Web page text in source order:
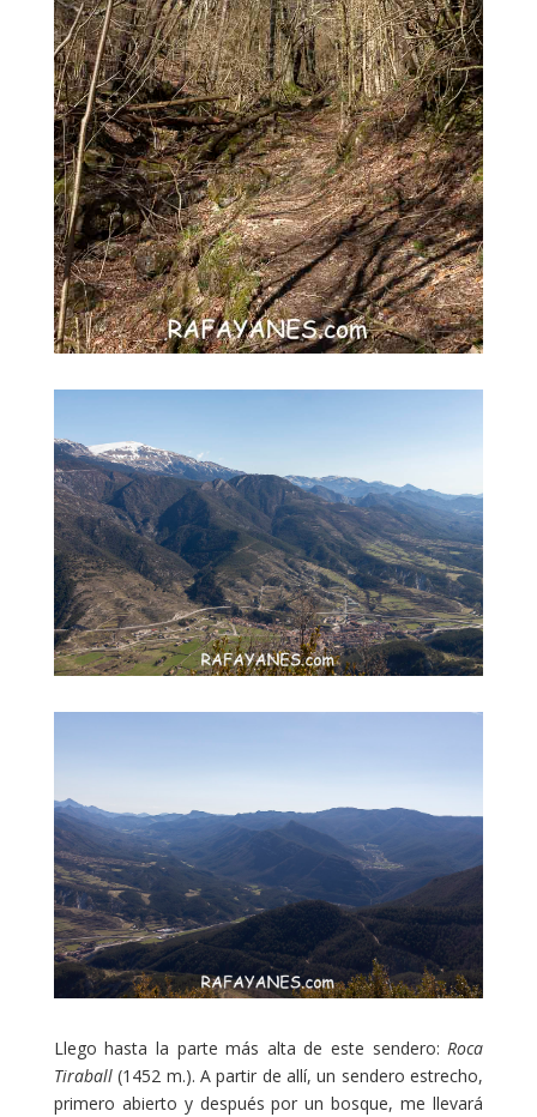
Llego hasta la parte más alta de este sendero:Roca
Tiraball(1452 m.). A partir de allí, un sendero estrecho,
primero abierto y después por un bosque, me llevará